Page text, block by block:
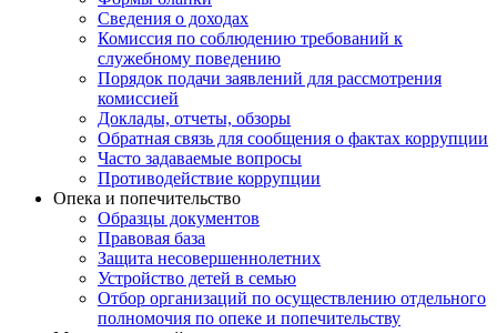
Сведения о доходах
Комиссия по соблюдению требований к
служебному поведению
Порядок подачи заявлений для рассмотрения
комиссией
Доклады, отчеты, обзоры
Обратная связь для сообщения о фактах коррупции
Часто задаваемые вопросы
Противодействие коррупции
Опека и попечительство
Образцы документов
Правовая база
Защита несовершеннолетних
Устройство детей в семью
Отбор организаций по осуществлению отдельного
полномочия по опеке и попечительству